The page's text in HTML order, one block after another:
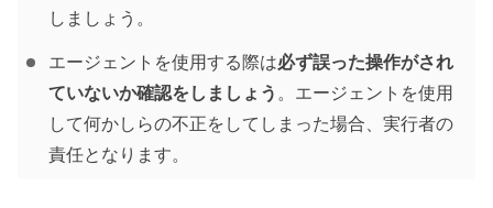
しましょう。
エージェントを使用する際は必ず誤った操作がされ
ていないか確認をしましょう 。エージェントを使用
して何かしらの不正をしてしまった場合、実行者の
責任となります。